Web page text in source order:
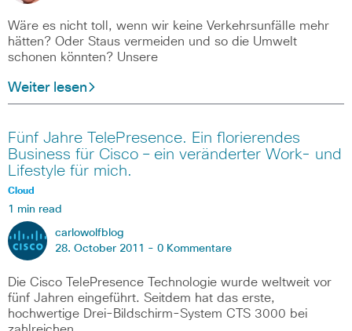
Wäre es nicht toll, wenn wir keine Verkehrsunfälle mehr
hätten? Oder Staus vermeiden und so die Umwelt
schonen könnten? Unsere
Weiter lesen
Fünf Jahre TelePresence. Ein florierendes
Business für Cisco – ein veränderter Work- und
Lifestyle für mich.
Cloud
1 min read
carlowolfblog
28. October 2011 - 0 Kommentare
Die Cisco TelePresence Technologie wurde weltweit vor
fünf Jahren eingeführt. Seitdem hat das erste,
hochwertige Drei-Bildschirm-System CTS 3000 bei